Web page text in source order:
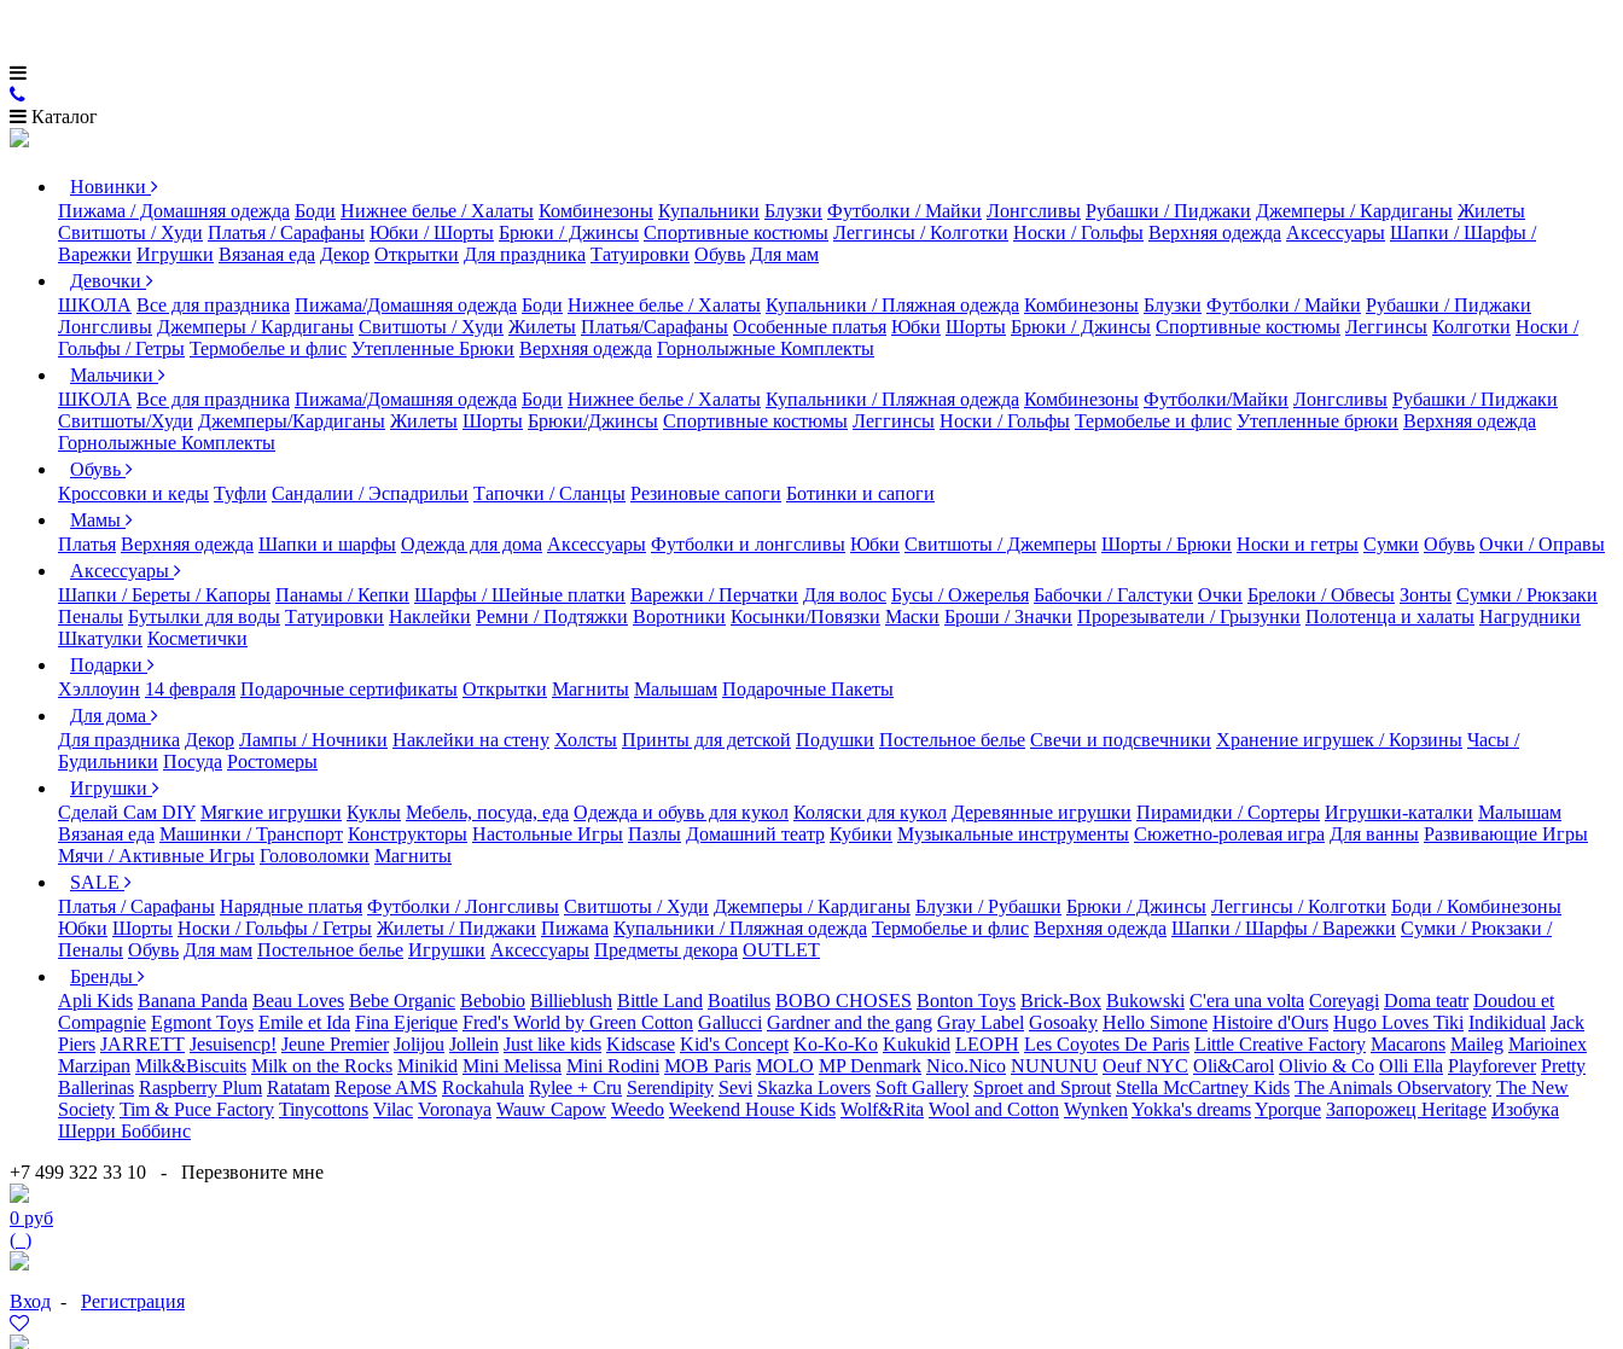
Каталог
Новинки
Пижама / Домашняя одежда Боди Нижнее белье / Халаты Комбинезоны Купальники Блузки Футболки / Майки Лонгсливы Рубашки / Пиджаки Джемперы / Кардиганы Жилеты
Свитшоты / Худи Платья / Сарафаны Юбки / Шорты Брюки / Джинсы Спортивные костюмы Леггинсы / Колготки Носки / Гольфы Верхняя одежда Аксессуары Шапки / Шарфы /
Варежки Игрушки Вязаная еда Декор Открытки Для праздника Татуировки Обувь Для мам
Девочки
ШКОЛА Все для праздника Пижама/Домашняя одежда Боди Нижнее белье / Халаты Купальники / Пляжная одежда Комбинезоны Блузки Футболки / Майки Рубашки / Пиджаки
Лонгсливы Джемперы / Кардиганы Свитшоты / Худи Жилеты Платья/Сарафаны Особенные платья Юбки Шорты Брюки / Джинсы Спортивные костюмы Леггинсы Колготки Носки /
Гольфы / Гетры Термобелье и флис Утепленные Брюки Верхняя одежда Горнолыжные Комплекты
Мальчики
ШКОЛА Все для праздника Пижама/Домашняя одежда Боди Нижнее белье / Халаты Купальники / Пляжная одежда Комбинезоны Футболки/Майки Лонгсливы Рубашки / Пиджаки
Свитшоты/Худи Джемперы/Кардиганы Жилеты Шорты Брюки/Джинсы Спортивные костюмы Леггинсы Носки / Гольфы Термобелье и флис Утепленные брюки Верхняя одежда
Горнолыжные Комплекты
Обувь
Кроссовки и кеды Туфли Сандалии / Эспадрильи Тапочки / Сланцы Резиновые сапоги Ботинки и сапоги
Мамы
Платья Верхняя одежда Шапки и шарфы Одежда для дома Аксессуары Футболки и лонгсливы Юбки Свитшоты / Джемперы Шорты / Брюки Носки и гетры Сумки Обувь Очки / Оправы
Аксессуары
Шапки / Береты / Капоры Панамы / Кепки Шарфы / Шейные платки Варежки / Перчатки Для волос Бусы / Ожерелья Бабочки / Галстуки Очки Брелоки / Обвесы Зонты Сумки / Рюкзаки
Пеналы Бутылки для воды Татуировки Наклейки Ремни / Подтяжки Воротники Косынки/Повязки Маски Броши / Значки Прорезыватели / Грызунки Полотенца и халаты Нагрудники
Шкатулки Косметички
Подарки
Хэллоуин 14 февраля Подарочные сертификаты Открытки Магниты Малышам Подарочные Пакеты
Для дома
Для праздника Декор Лампы / Ночники Наклейки на стену Холсты Принты для детской Подушки Постельное белье Свечи и подсвечники Хранение игрушек / Корзины Часы /
Будильники Посуда Ростомеры
Игрушки
Сделай Сам DIY Мягкие игрушки Куклы Мебель, посуда, еда Одежда и обувь для кукол Коляски для кукол Деревянные игрушки Пирамидки / Сортеры Игрушки-каталки Малышам
Вязаная еда Машинки / Транспорт Конструкторы Настольные Игры Пазлы Домашний театр Кубики Музыкальные инструменты Сюжетно-ролевая игра Для ванны Развивающие Игры
Мячи / Активные Игры Головоломки Магниты
SALE
Платья / Сарафаны Нарядные платья Футболки / Лонгсливы Свитшоты / Худи Джемперы / Кардиганы Блузки / Рубашки Брюки / Джинсы Леггинсы / Колготки Боди / Комбинезоны
Юбки Шорты Носки / Гольфы / Гетры Жилеты / Пиджаки Пижама Купальники / Пляжная одежда Термобелье и флис Верхняя одежда Шапки / Шарфы / Варежки Сумки / Рюкзаки /
Пеналы Обувь Для мам Постельное белье Игрушки Аксессуары Предметы декора OUTLET
Бренды
Apli Kids Banana Panda Beau Loves Bebe Organic Bebobio Billieblush Bittle Land Boatilus BOBO CHOSES Bonton Toys Brick-Box Bukowski C'era una volta Coreyagi Doma teatr Doudou et
Compagnie Egmont Toys Emile et Ida Fina Ejerique Fred's World by Green Cotton Gallucci Gardner and the gang Gray Label Gosoaky Hello Simone Histoire d'Ours Hugo Loves Tiki Indikidual Jack
Piers JARRETT Jesuisencp! Jeune Premier Jolijou Jollein Just like kids Kidscase Kid's Concept Ko-Ko-Ko Kukukid LEOPH Les Coyotes De Paris Little Creative Factory Macarons Maileg Marioinex
Marzipan Milk&Biscuits Milk on the Rocks Minikid Mini Melissa Mini Rodini MOB Paris MOLO MP Denmark Nico.Nico NUNUNU Oeuf NYC Oli&Carol Olivio & Co Olli Ella Playforever Pretty
Ballerinas Raspberry Plum Ratatam Repose AMS Rockahula Rylee + Cru Serendipity Sevi Skazka Lovers Soft Gallery Sproet and Sprout Stella McCartney Kids The Animals Observatory The New
Society Tim & Puce Factory Tinycottons Vilac Voronaya Wauw Capow Weedo Weekend House Kids Wolf&Rita Wool and Cotton Wynken Yokka's dreamsYporque Запорожец Heritage Изобука
Шерри Боббинс
+7 499 322 33 10 - Перезвоните мне
0 руб
( )
Вход - Регистрация